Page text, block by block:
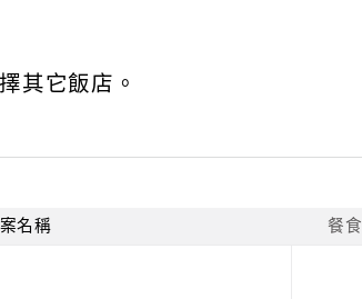
其它飯店。
名稱 餐食